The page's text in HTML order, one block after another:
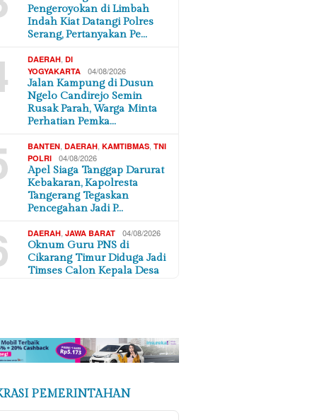
Pengeroyokan di Limbah
Indah Kiat Datangi Polres
Serang, Pertanyakan Pe…
DAERAH,DI
YOGYAKARTA
04/08/2026
Jalan Kampung di Dusun
Ngelo Candirejo Semin
Rusak Parah, Warga Minta
Perhatian Pemka…
BANTEN,DAERAH,KAMTIBMAS,TNI
POLRI
04/08/2026
Apel Siaga Tanggap Darurat
Kebakaran, Kapolresta
Tangerang Tegaskan
Pencegahan Jadi P…
DAERAH,JAWA BARAT 04/08/2026
Oknum Guru PNS di
Cikarang Timur Diduga Jadi
Timses Calon Kepala Desa
PEMERINTAHAN